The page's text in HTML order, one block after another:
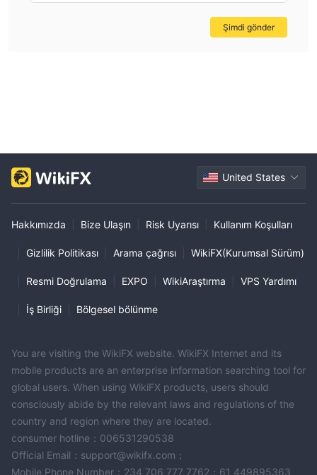
Şimdi gönder
United States
Hakkımızda Bize Ulaşın Risk Uyarısı Kullanım Koşulları
Gizlilik Politikası Arama çağrısı WikiFX(Kurumsal Sürüm)
Resmi Doğrulama EXPO WikiAraştırma VPS Yardımı
İş Birliği Bölgesel bölünme
You are visiting the WikiFX website. WikiFX Internet and its
mobile products are an enterprise information searching tool for
global users. When using WikiFX products, users should
consciously abide by the relevant laws and regulations of the
country and region where they are located.
consumer hotline：006531290538
Official Email：support@wikifx.com；
Mobile Phone Number：234 706 777 7762；61 449895363